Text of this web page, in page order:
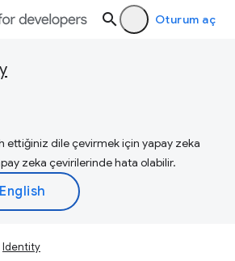
Oturum aç
ettiğiniz dile çevirmek için yapay zeka
zeka çevirilerinde hata olabilir.
Identity